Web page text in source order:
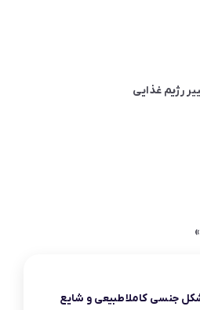
رژیم غذایی
جنسی کاملا طبیعی و شایع